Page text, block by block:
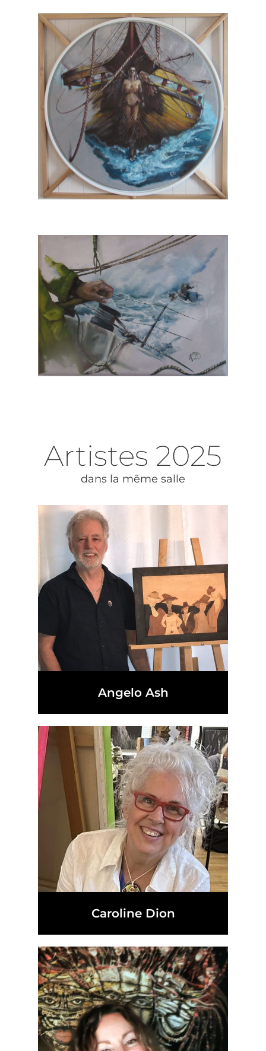
Artistes 2025
dans la même salle
Angelo Ash
Caroline Dion